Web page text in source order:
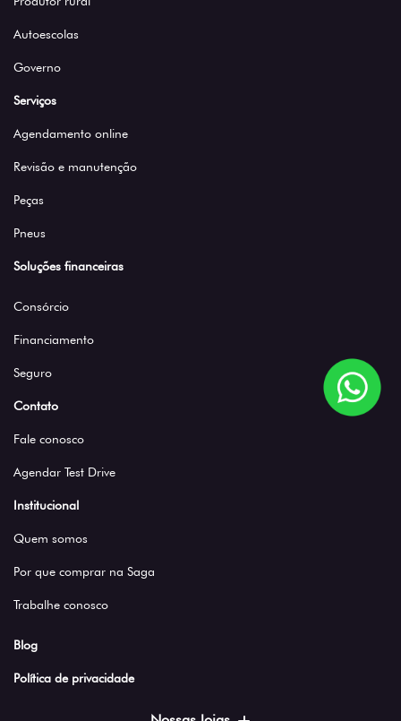
Autoescolas
Governo
Serviços
Agendamento online
Revisão e manutenção
Peças
Pneus
Soluções financeiras
Consórcio
Financiamento
Seguro
Contato
Fale conosco
Agendar Test Drive
Institucional
Quem somos
Por que comprar na Saga
Trabalhe conosco
Blog
Política de privacidade